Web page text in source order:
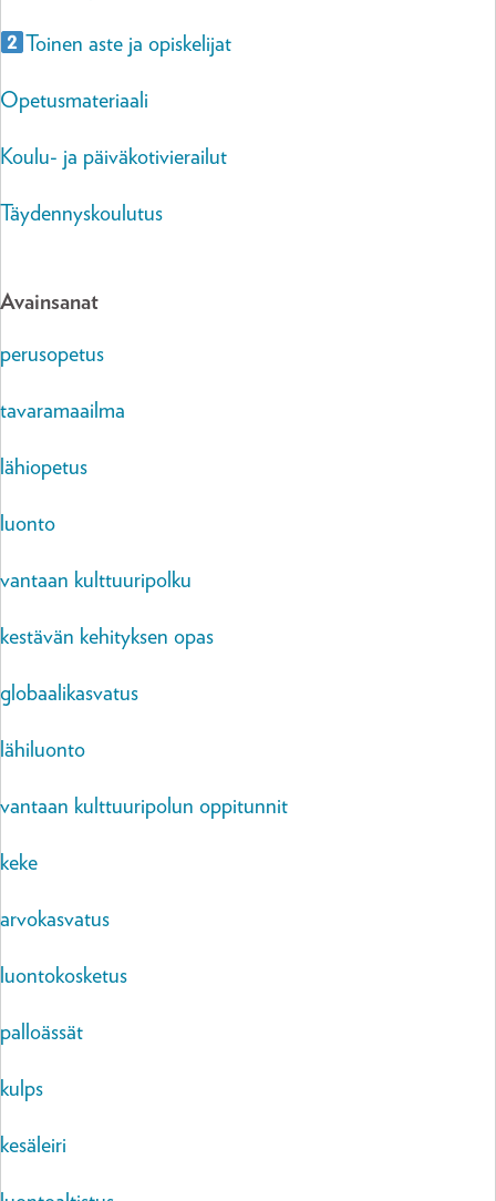
Toinen aste ja opiskelijat
Opetusmateriaali
Koulu- ja päiväkotivierailut
Täydennyskoulutus
Avainsanat
perusopetus
tavaramaailma
lähiopetus
luonto
vantaan kulttuuripolku
kestävän kehityksen opas
globaalikasvatus
lähiluonto
vantaan kulttuuripolun oppitunnit
keke
arvokasvatus
luontokosketus
palloässät
kulps
kesäleiri